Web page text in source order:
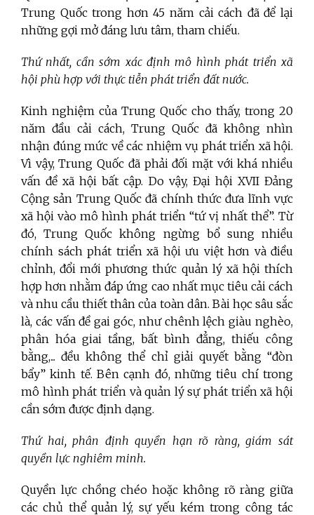
Trung Quốc trong hơn 45 năm cải cách đã để lại
những gợi mở đáng lưu tâm, tham chiếu.
Thứ nhất, cần sớm xác định mô hình phát triển xã
hội phù hợp với thực tiễn phát triển đất nước.
Kinh nghiệm của Trung Quốc cho thấy, trong 20
năm đầu cải cách, Trung Quốc đã không nhìn
nhận đúng mức về các nhiệm vụ phát triển xã hội.
Vì vậy, Trung Quốc đã phải đối mặt với khá nhiều
vấn đề xã hội bất cập. Do vậy, Đại hội XVII Đảng
Cộng sản Trung Quốc đã chính thức đưa lĩnh vực
xã hội vào mô hình phát triển “tứ vị nhất thể”. Từ
đó, Trung Quốc không ngừng bổ sung nhiều
chính sách phát triển xã hội ưu việt hơn và điều
chỉnh, đổi mới phương thức quản lý xã hội thích
hợp hơn nhằm đáp ứng cao nhất mục tiêu cải cách
và nhu cầu thiết thân của toàn dân. Bài học sâu sắc
là, các vấn đề gai góc, như chênh lệch giàu nghèo,
phân hóa giai tầng, bất bình đẳng, thiếu công
bằng,... đều không thể chỉ giải quyết bằng “đòn
bẩy” kinh tế. Bên cạnh đó, những tiêu chí trong
mô hình phát triển và quản lý sự phát triển xã hội
cần sớm được định dạng.
Thứ hai, phân định quyền hạn rõ ràng, giám sát
quyền lực nghiêm minh.
Quyền lực chồng chéo hoặc không rõ ràng giữa
các chủ thể quản lý, sự yếu kém trong công tác